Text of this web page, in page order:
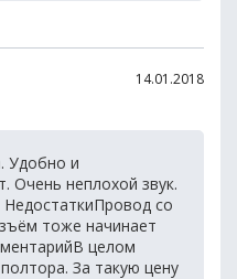
14.01.2018
Удобно и
Очень неплохой звук.
НедостаткиПровод со
тоже начинает
целом
За такую цену